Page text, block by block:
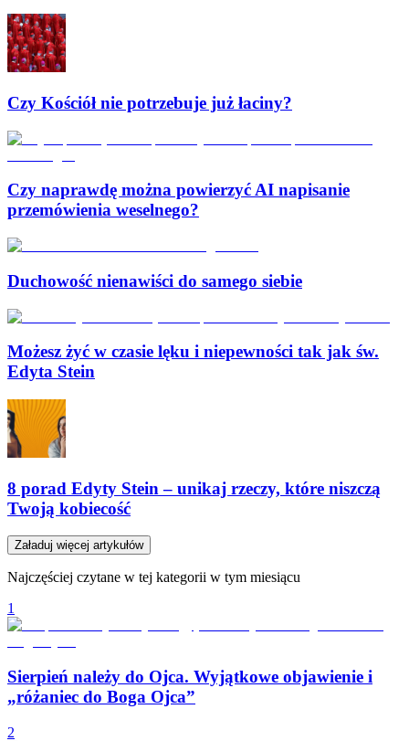
Czy Kościół nie potrzebuje już łaciny?
Czy naprawdę można powierzyć AI napisanie
przemówienia weselnego?
Duchowość nienawiści do samego siebie
Możesz żyć w czasie lęku i niepewności tak jak św.
Edyta Stein
8 porad Edyty Stein – unikaj rzeczy, które niszczą
Twoją kobiecość
Załaduj więcej artykułów
Najczęściej czytane w tej kategorii w tym miesiącu
1
Sierpień należy do Ojca. Wyjątkowe objawienie i
„różaniec do Boga Ojca”
2